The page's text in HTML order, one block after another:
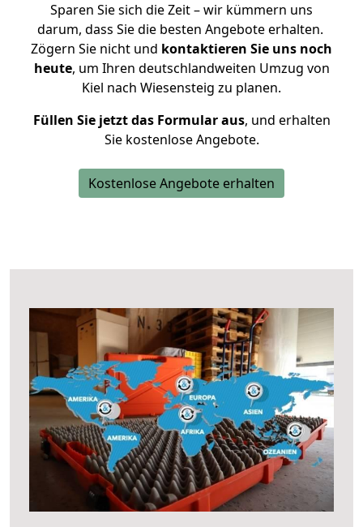
Sparen Sie sich die Zeit – wir kümmern uns
darum, dass Sie die besten Angebote erhalten.
Zögern Sie nicht und kontaktieren Sie uns noch
heute, um Ihren deutschlandweiten Umzug von
Kiel nach Wiesensteig zu planen.
Füllen Sie jetzt das Formular aus, und erhalten
Sie kostenlose Angebote.
Kostenlose Angebote erhalten